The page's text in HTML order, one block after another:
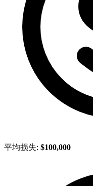
平均损失: $100,000